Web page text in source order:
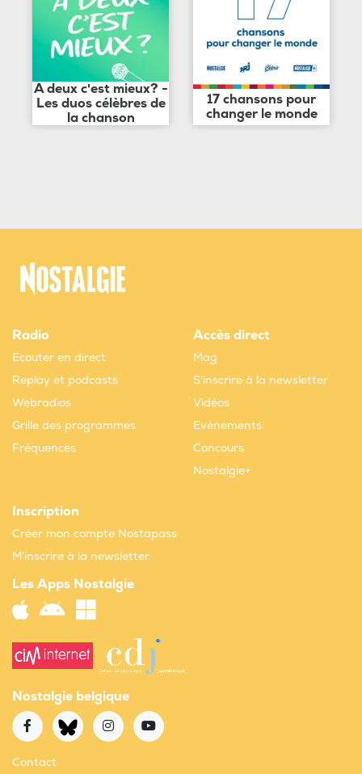
A deux c'est mieux? -
Les duos célèbres de
la chanson
17 chansons pour
changer le monde
Radio
Ecouter en direct
Replay et podcasts
Webradios
Grille des programmes
Fréquences
Accès direct
Mag
S'inscrire à la newsletter
Vidéos
Evènements
Concours
Nostalgie+
Inscription
Créer mon compte Nostapass
M'inscrire à la newsletter
Les Apps Nostalgie
Nostalgie belgique
Contact